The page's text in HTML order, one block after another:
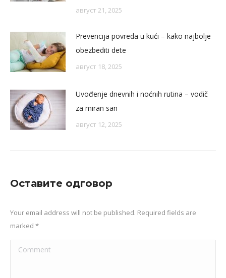
август 21, 2025
Prevencija povreda u kući – kako najbolje
obezbediti dete
август 18, 2025
Uvođenje dnevnih i noćnih rutina – vodič
za miran san
август 12, 2025
Оставите одговор
Your email address will not be published. Required fields are
marked *
Comment